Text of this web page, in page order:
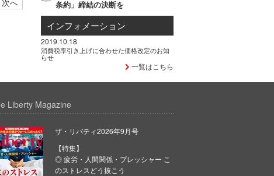
次へ
条約」締結の決断を
インフォメーション
2019.10.18
消費税率引き上げに合わせた価格改定のお知
らせ
一覧はこちら
Liberty Magazine
ザ・リバティ2026年9月号
【特集】
◎ 疲労・人間関係・プレッシャー こ
のストレスどう抜こう